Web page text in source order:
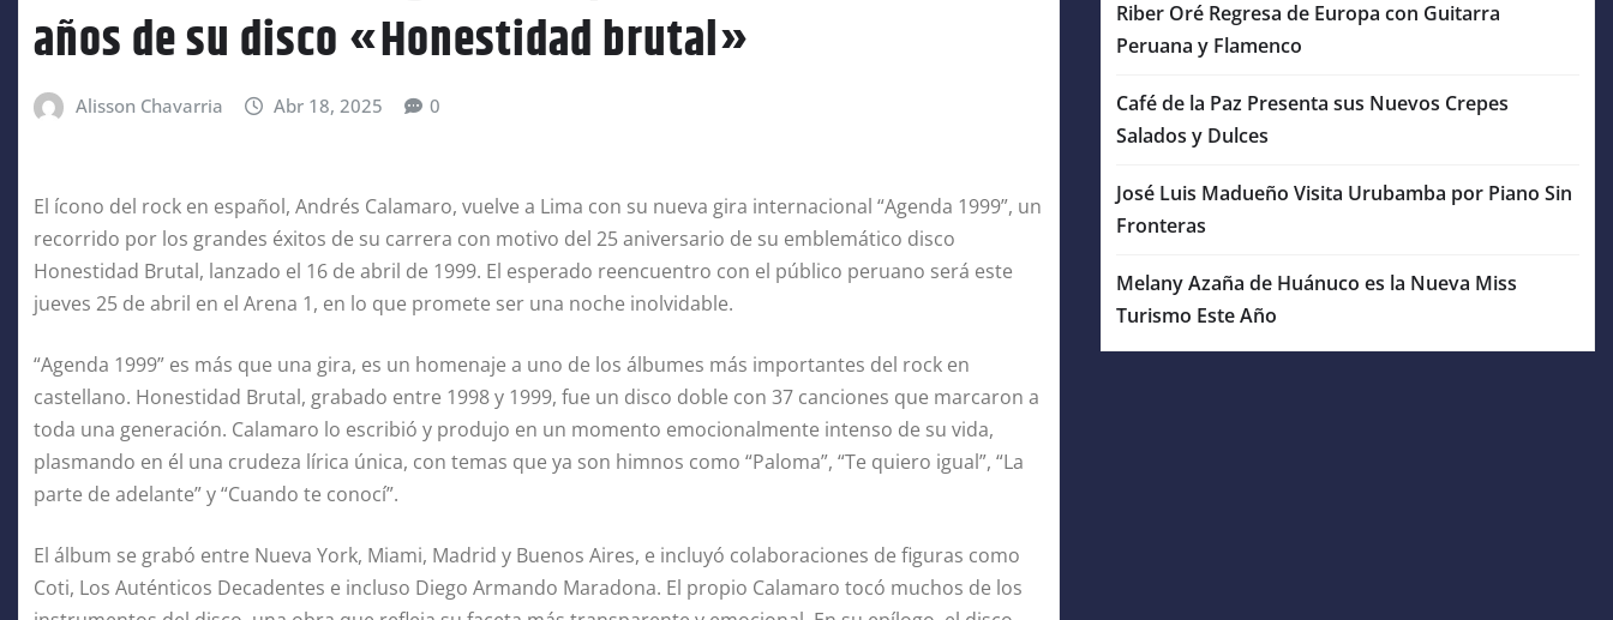
años de su disco «Honestidad brutal»
Alisson Chavarria Abr 18, 2025 0
El ícono del rock en español, Andrés Calamaro, vuelve a Lima con su nueva gira internacional “Agenda 1999”, un
recorrido por los grandes éxitos de su carrera con motivo del 25 aniversario de su emblemático disco
Honestidad Brutal, lanzado el 16 de abril de 1999. El esperado reencuentro con el público peruano será este
jueves 25 de abril en el Arena 1, en lo que promete ser una noche inolvidable.
“Agenda 1999” es más que una gira, es un homenaje a uno de los álbumes más importantes del rock en
castellano. Honestidad Brutal, grabado entre 1998 y 1999, fue un disco doble con 37 canciones que marcaron a
toda una generación. Calamaro lo escribió y produjo en un momento emocionalmente intenso de su vida,
plasmando en él una crudeza lírica única, con temas que ya son himnos como “Paloma”, “Te quiero igual”, “La
parte de adelante” y “Cuando te conocí”.
El álbum se grabó entre Nueva York, Miami, Madrid y Buenos Aires, e incluyó colaboraciones de figuras como
Coti, Los Auténticos Decadentes e incluso Diego Armando Maradona. El propio Calamaro tocó muchos de los
Riber Oré Regresa de Europa con Guitarra
Peruana y Flamenco
Café de la Paz Presenta sus Nuevos Crepes
Salados y Dulces
José Luis Madueño Visita Urubamba por Piano Sin
Fronteras
Melany Azaña de Huánuco es la Nueva Miss
Turismo Este Año